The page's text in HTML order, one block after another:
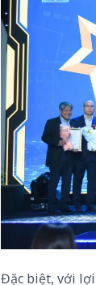
Đặc biệt, với lợi